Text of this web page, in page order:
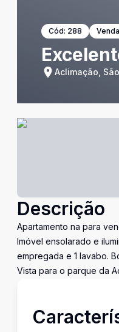
Cód: 288 Venda
Aclimação,
Descrição
Apartamento na para
Imóvel ensolarado e
empregada e 1 lavabo.
Vista para o parque da